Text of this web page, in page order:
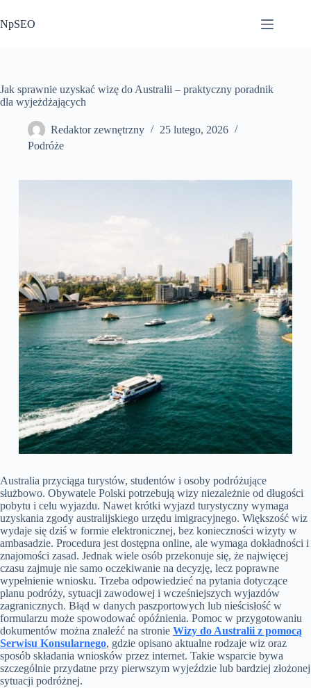
do
treści
NpSEO
Jak sprawnie uzyskać wizę do Australii – praktyczny poradnik
dla wyjeżdżających
Redaktor zewnętrzny
25 lutego, 2026
Podróże
Australia przyciąga turystów, studentów i osoby podróżujące
służbowo. Obywatele Polski potrzebują wizy niezależnie od długości
pobytu i celu wyjazdu. Nawet krótki wyjazd turystyczny wymaga
uzyskania zgody australijskiego urzędu imigracyjnego. Większość wiz
wydaje się dziś w formie elektronicznej, bez konieczności wizyty w
ambasadzie. Procedura jest dostępna online, ale wymaga dokładności i
znajomości zasad. Jednak wiele osób przekonuje się, że najwięcej
czasu zajmuje nie samo oczekiwanie na decyzję, lecz poprawne
wypełnienie wniosku. Trzeba odpowiedzieć na pytania dotyczące
planu podróży, sytuacji zawodowej i wcześniejszych wyjazdów
zagranicznych. Błąd w danych paszportowych lub nieścisłość w
formularzu może spowodować opóźnienia. Pomoc w przygotowaniu
dokumentów można znaleźć na stronie Wizy do Australii z pomocą
Serwisu Konsularnego, gdzie opisano aktualne rodzaje wiz oraz
sposób składania wniosków przez internet. Takie wsparcie bywa
szczególnie przydatne przy pierwszym wyjeździe lub bardziej złożonej
sytuacji podróżnej.